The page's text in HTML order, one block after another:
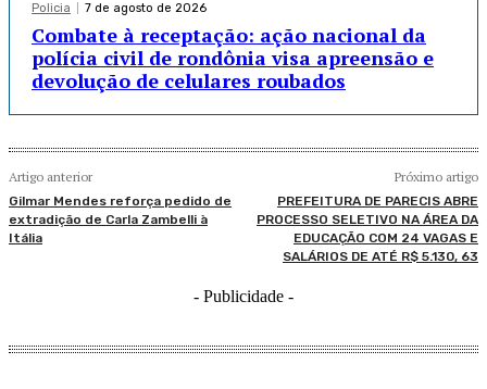
Policia 7 de agosto de 2026
Combate à receptação: ação nacional da
polícia civil de rondônia visa apreensão e
devolução de celulares roubados
Artigo anterior
Gilmar Mendes reforça pedido de
extradição de Carla Zambelli à
Itália
Próximo artigo
PREFEITURA DE PARECIS ABRE
PROCESSO SELETIVO NA ÁREA DA
EDUCAÇÃO COM 24 VAGAS E
SALÁRIOS DE ATÉ R$ 5.130, 63
- Publicidade -